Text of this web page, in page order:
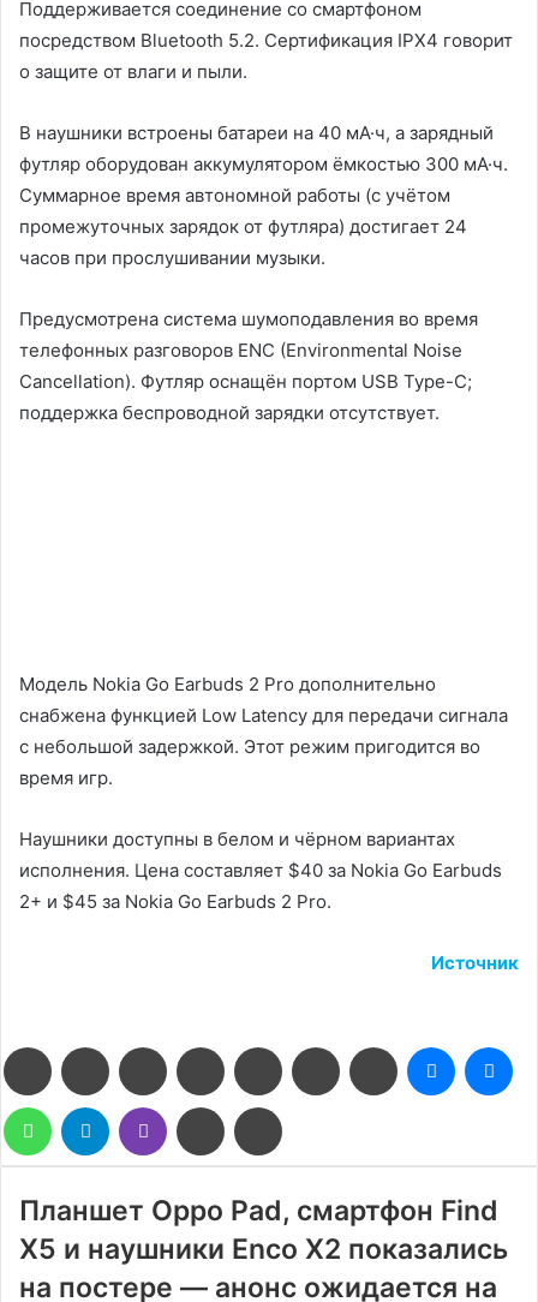
Поддерживается соединение со смартфоном
посредством Bluetooth 5.2. Сертификация IPX4 говорит
о защите от влаги и пыли.
В наушники встроены батареи на 40 мА·ч, а зарядный
футляр оборудован аккумулятором ёмкостью 300 мА·ч.
Суммарное время автономной работы (с учётом
промежуточных зарядок от футляра) достигает 24
часов при прослушивании музыки.
Предусмотрена система шумоподавления во время
телефонных разговоров ENC (Environmental Noise
Cancellation). Футляр оснащён портом USB Type-C;
поддержка беспроводной зарядки отсутствует.
Модель Nokia Go Earbuds 2 Pro дополнительно
снабжена функцией Low Latency для передачи сигнала
с небольшой задержкой. Этот режим пригодится во
время игр.
Наушники доступны в белом и чёрном вариантах
исполнения. Цена составляет $40 за Nokia Go Earbuds
2+ и $45 за Nokia Go Earbuds 2 Pro.
Источник
FacebookTwitter LinkedIn Pinterest Reddit ВконтактеОдноклассники
Messenger
WhatsAppTelegram Viber
Поделиться
через
электронную
Планшет Oppo Pad, смартфон Find
X5 и наушники Enco X2 показались
на постере — анонс ожидается на